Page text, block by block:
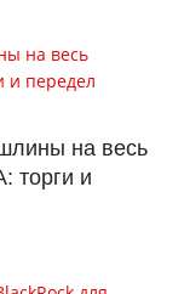
на весь
торги и